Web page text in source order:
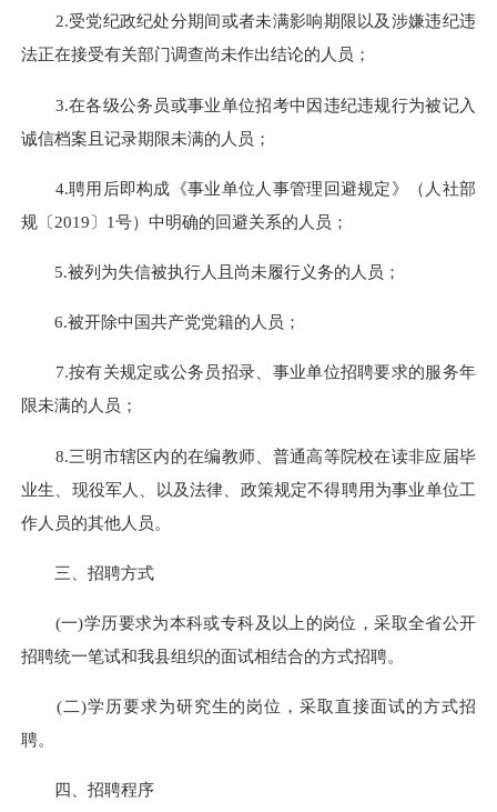
2.受党纪政纪处分期间或者未满影响期限以及涉嫌违纪违
法正在接受有关部门调查尚未作出结论的人员；
3.在各级公务员或事业单位招考中因违纪违规行为被记入
诚信档案且记录期限未满的人员；
4.聘用后即构成《事业单位人事管理回避规定》（人社部
规〔2019〕1号）中明确的回避关系的人员；
5.被列为失信被执行人且尚未履行义务的人员；
6.被开除中国共产党党籍的人员；
7.按有关规定或公务员招录、事业单位招聘要求的服务年
限未满的人员；
8.三明市辖区内的在编教师、普通高等院校在读非应届毕
业生、现役军人、以及法律、政策规定不得聘用为事业单位工
作人员的其他人员。
三、招聘方式
(一)学历要求为本科或专科及以上的岗位，采取全省公开
招聘统一笔试和我县组织的面试相结合的方式招聘。
(二)学历要求为研究生的岗位，采取直接面试的方式招
聘。
四、招聘程序